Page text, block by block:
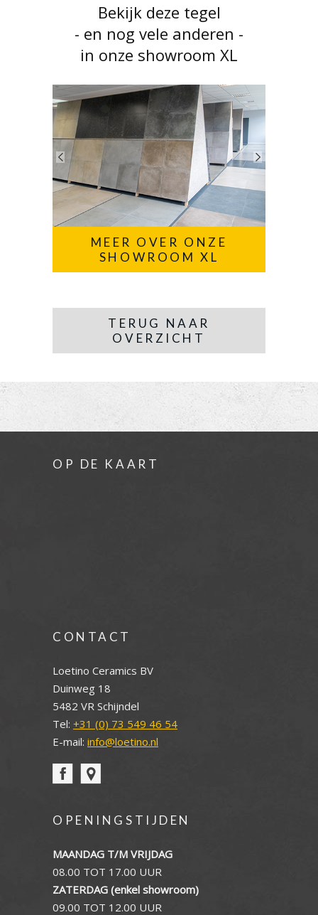
Bekijk deze tegel
- en nog vele anderen -
in onze showroom XL
MEER OVER ONZE
SHOWROOM XL
TERUG NAAR
OVERZICHT
OP DE KAART
CONTACT
Loetino Ceramics BV
Duinweg 18
5482 VR Schijndel
Tel: +31 (0) 73 549 46 54
E-mail: info@loetino.nl
OPENINGSTIJDEN
MAANDAG T/M VRIJDAG
08.00 TOT 17.00 UUR
ZATERDAG (enkel showroom)
09.00 TOT 12.00 UUR